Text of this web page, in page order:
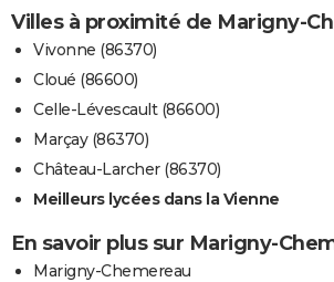
Villes à proximité de Marigny-
Vivonne (86370)
Cloué (86600)
Celle-Lévescault (86600)
Marçay (86370)
Château-Larcher (86370)
Meilleurs lycées dans la Vienne
En savoir plus sur Marigny-
Marigny-Chemereau